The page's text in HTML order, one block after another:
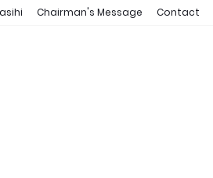
Contact
Chairman's Message